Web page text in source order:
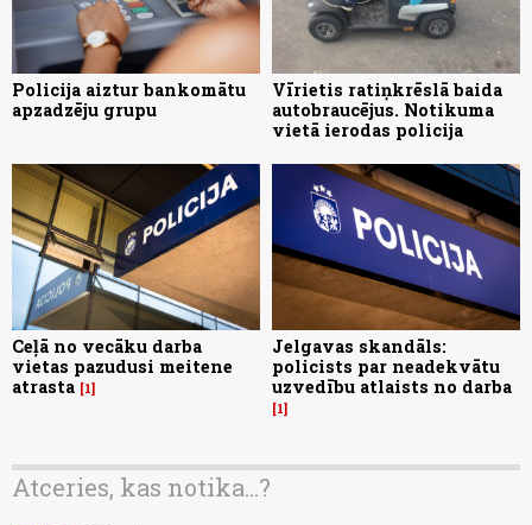
Policija aiztur bankomātu
apzadzēju grupu
Vīrietis ratiņkrēslā baida
autobraucējus. Notikuma
vietā ierodas policija
Ceļā no vecāku darba
vietas pazudusi meitene
atrasta 1
Jelgavas skandāls:
policists par neadekvātu
uzvedību atlaists no darba
1
Atceries, kas notika...?